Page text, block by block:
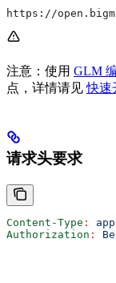
https://
注意：使用 GLM
点，详情请见快速
请求头要求
Content-Type :
Authorization :